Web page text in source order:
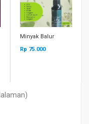
Minyak Balur
Rp 75.000